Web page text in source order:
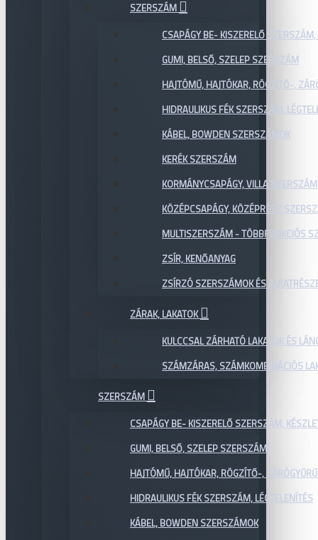
SZERSZÁM
CSAPÁGY BE- KISZERELŐ
GUMI, BELSŐ, SZELEP SZERSZÁM
HAJTÓMŰ, HAJTÓKAR, RÖGZÍTŐ-,
HIDRAULIKUS FÉK SZERSZÁM,
KÁBEL, BOWDEN SZERSZÁMOK
KERÉK SZERSZÁM
KORMÁNYCSAPÁGY, VILLA SZERSZÁM
KÖZÉPCSAPÁGY, KÖZÉPRÉSZ
MULTISZERSZÁM - TÖBBFUNKCIÓS
ZSÍR, KENŐANYAG
ZSÍRZÓ SZERSZÁMOK ÉS
ZÁRAK, LAKATOK
KULCCSAL ZÁRHATÓ LAKATOK ÉS
SZÁMZÁRAS, SZÁMKOMBINÁCIÓS
SZERSZÁM
CSAPÁGY BE- KISZERELŐ SZERSZÁM,
GUMI, BELSŐ, SZELEP SZERSZÁM
HAJTÓMŰ, HAJTÓKAR, RÖGZÍTŐ-,
HIDRAULIKUS FÉK SZERSZÁM, LÉGTELENÍTÉS
KÁBEL, BOWDEN SZERSZÁMOK